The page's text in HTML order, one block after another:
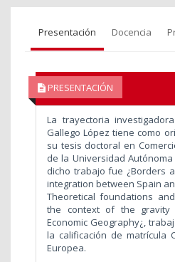
Presentación Docencia
PRESENTACIÓN
La trayectoria
Gallego López tiene como
su tesis doctoral en
de la Universidad
dicho trabajo fue ¿Borders
integration between Spain
Theoretical foundations
the context of the
Economic Geography¿,
la calificación de matrícula
Europea.